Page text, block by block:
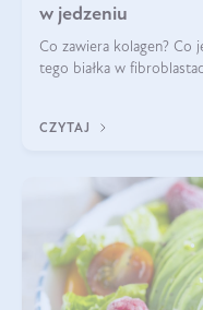
w jedzeniu
Co zawiera kolagen? Co
tego białka w
CZYTAJ